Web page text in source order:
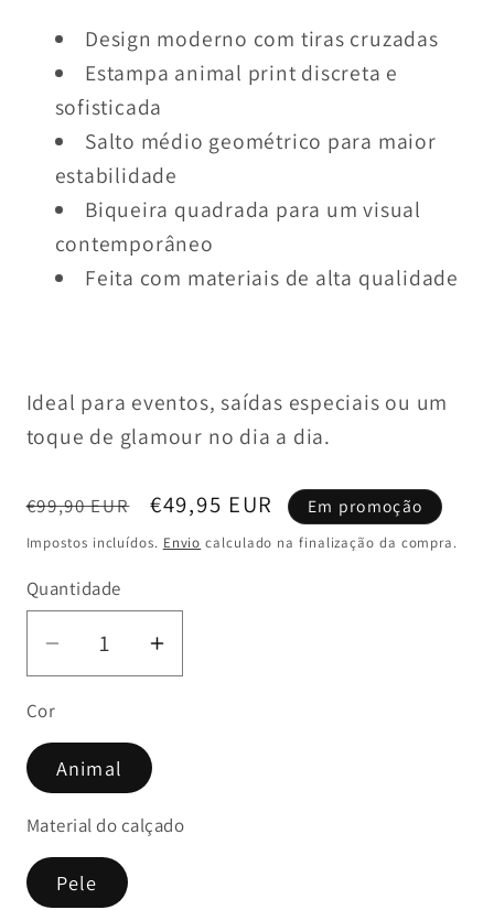
Design moderno com tiras cruzadas
Estampa animal print discreta e
sofisticada
Salto médio geométrico para maior
estabilidade
Biqueira quadrada para um visual
contemporâneo
Feita com materiais de alta qualidade
Ideal para eventos, saídas especiais ou um
toque de glamour no dia a dia.
Preço
normal
€99,90 EUR
Preço
de
€49,95 EUR Em promoção
Impostos incluídos. Envio calculado na finalização da compra.
Quantidade
Diminuir
a
quantidade
de
Sandália
Print
de
Mulher
Aumentar
a
Print
Cor
Animal
Material do calçado
Pele